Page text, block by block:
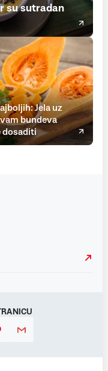
su sutradan
Jela uz
bundeva
dosaditi